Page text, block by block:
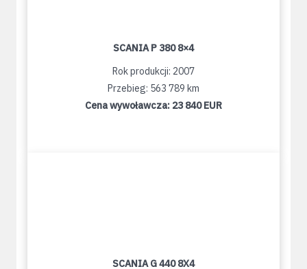
SCANIA P 380 8×4
Rok produkcji: 2007
Przebieg: 563 789 km
Cena wywoławcza: 23 840 EUR
SCANIA G 440 8X4